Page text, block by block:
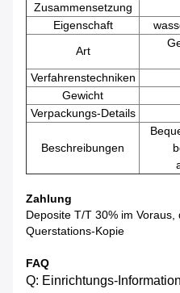
Zusammensetzung
Eigenschaft
Art
Verfahrenstechniken
Gewicht
Verpackungs-Details
Beschreibungen
Zahlung
Deposite T/T 30% im Voraus,
Querstations-Kopie
FAQ
Q: Einrichtungs-